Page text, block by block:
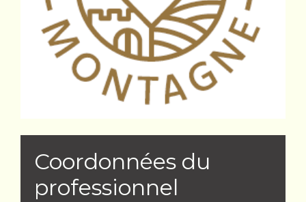
Coordonnées du
professionnel